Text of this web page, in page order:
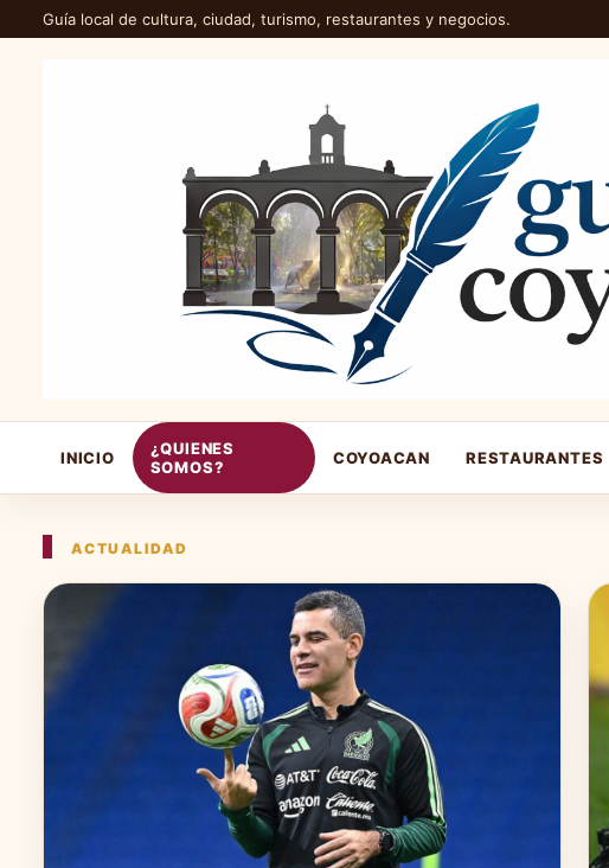
Guía local de cultura, ciudad, turismo, restaurantes y negocios.
INICIO
¿QUIENES
SOMOS?
COYOACAN RESTAURANTES
ACTUALIDAD